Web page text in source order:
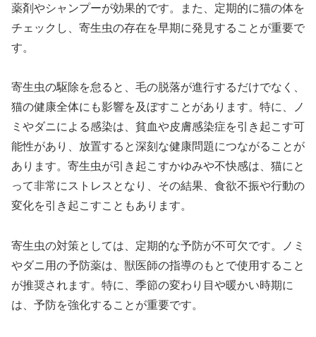
薬剤やシャンプーが効果的です。また、定期的に猫の体を
チェックし、寄生虫の存在を早期に発見することが重要で
す。
寄生虫の駆除を怠ると、毛の脱落が進行するだけでなく、
猫の健康全体にも影響を及ぼすことがあります。特に、ノ
ミやダニによる感染は、貧血や皮膚感染症を引き起こす可
能性があり、放置すると深刻な健康問題につながることが
あります。寄生虫が引き起こすかゆみや不快感は、猫にと
って非常にストレスとなり、その結果、食欲不振や行動の
変化を引き起こすこともあります。
寄生虫の対策としては、定期的な予防が不可欠です。ノミ
やダニ用の予防薬は、獣医師の指導のもとで使用すること
が推奨されます。特に、季節の変わり目や暖かい時期に
は、予防を強化することが重要です。